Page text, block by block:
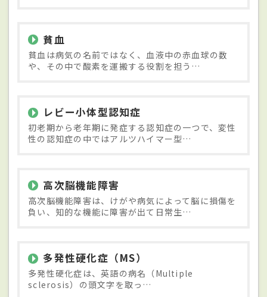
貧血
貧血は病気の名前ではなく、血液中の赤血球の数
や、その中で酸素を運搬する役割を担う…
レビー小体型認知症
初老期から老年期に発症する認知症の一つで、変性
性の認知症の中ではアルツハイマー型…
高次脳機能障害
高次脳機能障害は、けがや病気によって脳に損傷を
負い、知的な機能に障害が出て日常生…
多発性硬化症（MS）
多発性硬化症は、英語の病名（Multiple
sclerosis）の頭文字を取っ…